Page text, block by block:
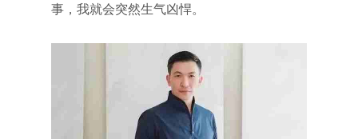
事，我就会突然生气凶悍。